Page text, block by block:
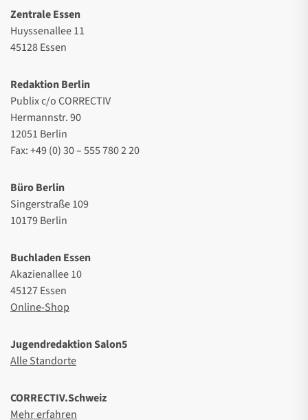
Zentrale Essen
Huyssenallee 11
45128 Essen
Redaktion Berlin
Publix c/o CORRECTIV
Hermannstr. 90
12051 Berlin
Fax: +49 (0) 30 – 555 780 2 20
Büro Berlin
Singerstraße 109
10179 Berlin
Buchladen Essen
Akazienallee 10
45127 Essen
Online-Shop
Jugendredaktion Salon5
Alle Standorte
CORRECTIV.Schweiz
Mehr erfahren